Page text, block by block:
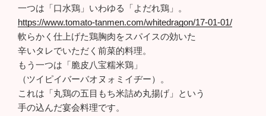
一つは「口水鶏」いわゆる「よだれ鶏」。
https://www.tomato-tanmen.com/whitedragon/17-01-01/
軟らかく仕上げた鶏胸肉をスパイスの効いた
辛いタレでいただく前菜的料理。
もう一つは「脆皮八宝糯米鶏」
（ツイピイバーバオヌォミイヂー）。
これは「丸鶏の五目もち米詰め丸揚げ」という
手の込んだ宴会料理です。